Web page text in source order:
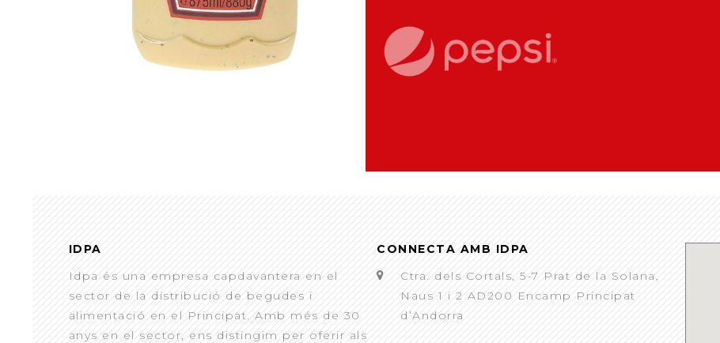
IDPA
Idpa és una empresa capdavantera en el
sector de la distribució de begudes i
alimentació en el Principat. Amb més de 30
anys en el sector, ens distingim per oferir als
CONNECTA AMB IDPA
Ctra. dels Cortals, 5-7 Prat de la Solana,
Naus 1 i 2 AD200 Encamp Principat
d’Andorra